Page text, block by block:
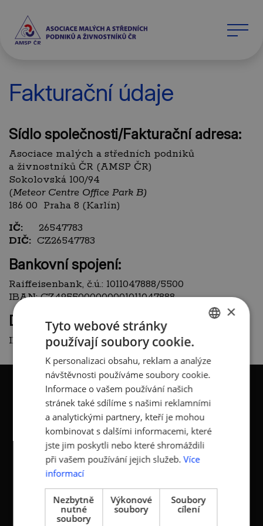
Fakturační údaje
Sídlo společnosti/Fakturační adresa:
Asociace malých a středních podniků
a živnostníků ČR (AMSP ČR)
Sokolovská 100/94
(Meteor Centre Office Park B)
186 00 Praha 8 (Karlín)
IČ:
26547783
DIČ: CZ26547783
Bankovní spojení:
Raiffeisenbank, č.ú.: 1011047888/5500
IBAN: CZ4955000000001011047888
Datová schránka:
ID: au9uavs
KONTAKTY
Asociace malých a
středních podniků a
republiky (AMSP ČR)
Zápis v OR: Spisová
Sokolovská 100/94
+420 236 080 454
M:
+420 733 722 512
ENGLISH
×
Tyto webové stránky
používají soubory cookie.
K personalizaci obsahu, reklam a analýze
návštěvnosti používáme soubory cookie.
Informace o vašem používání našich
stránek také sdílíme s našimi reklamními
a analytickými partnery, kteří je mohou
kombinovat s dalšími informacemi, které
jste jim poskytli nebo které shromáždili
při vašem používání jejich služeb. Více
informací
Nezbytně
nutné
soubory
Výkonové
soubory
Soubory
cílení